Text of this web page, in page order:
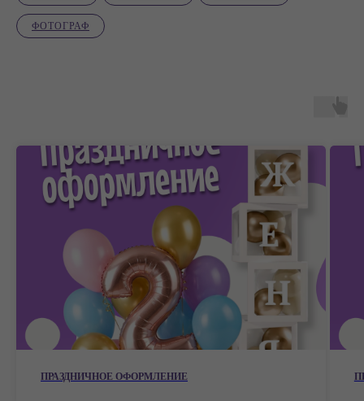
ФОТОГРАФ
ПРАЗДНИЧНОЕ ОФОРМЛЕНИЕ